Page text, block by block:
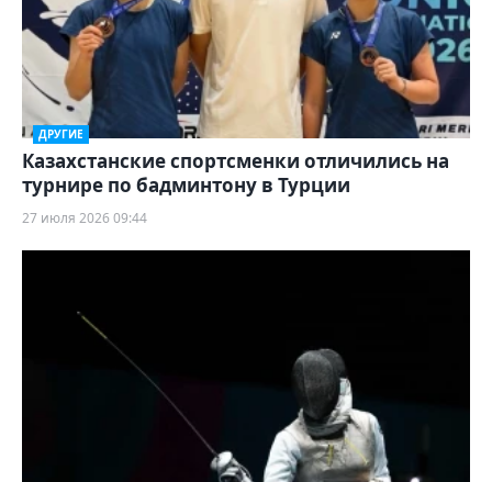
ДРУГИЕ
Казахстанские спортсменки отличились на
турнире по бадминтону в Турции
27 июля 2026 09:44